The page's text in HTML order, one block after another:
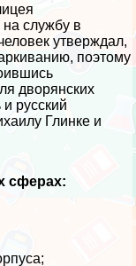
на службу в
утверждал,
поэтому
дворянских
русский
Глинке и
сферах: